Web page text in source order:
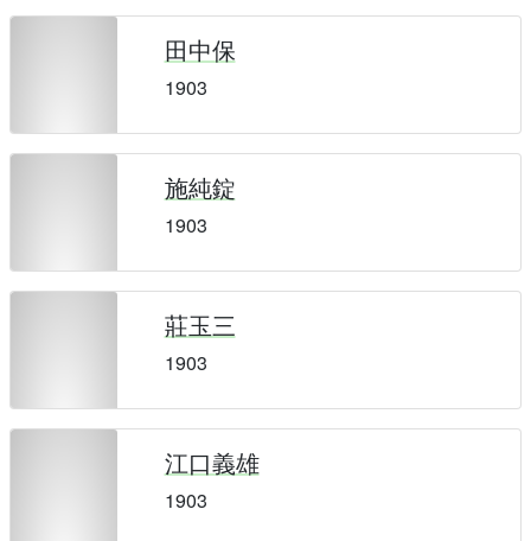
田中保
1903
施純錠
1903
莊玉三
1903
江口義雄
1903